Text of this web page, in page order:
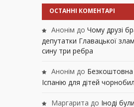
ОСТАННІ КОМЕНТАРІ
Анонім до Чому друзі
депутатки Главацької
сину три ребра
Анонім до Безкоштовна
Іспанію для дітей
Маргарита до Іноді